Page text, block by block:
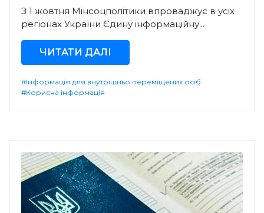
З 1 жовтня Мінсоцполітики впроваджує в усіх
регіонах України Єдину інформаційну...
ЧИТАТИ ДАЛІ
#Інформація для внутрішньо переміщених осіб
#Корисна інформація